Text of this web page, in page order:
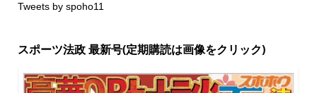
Tweets by spoho11
スポーツ法政 最新号(定期購読は画像をクリック)